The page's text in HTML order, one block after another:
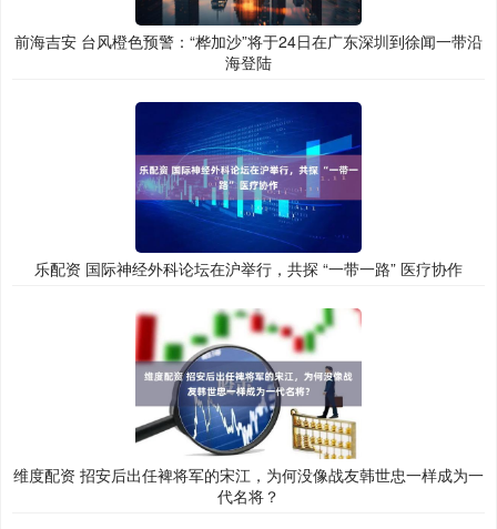
前海吉安 台风橙色预警：“桦加沙”将于24日在广东深圳到徐闻一带沿
海登陆
乐配资 国际神经外科论坛在沪举行，共探 “一带一路” 医疗协作
维度配资 招安后出任裨将军的宋江，为何没像战友韩世忠一样成为一
代名将？